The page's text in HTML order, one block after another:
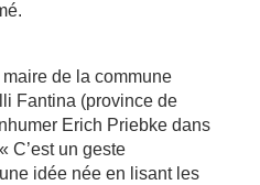
de la commune
Fantina (province de
Erich Priebke dans
C’est un geste
idée née en lisant les